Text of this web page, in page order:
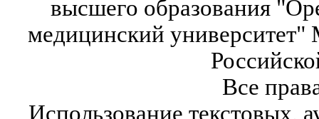
высшего образования
медицинский университет"
Все
Использование текстовых,